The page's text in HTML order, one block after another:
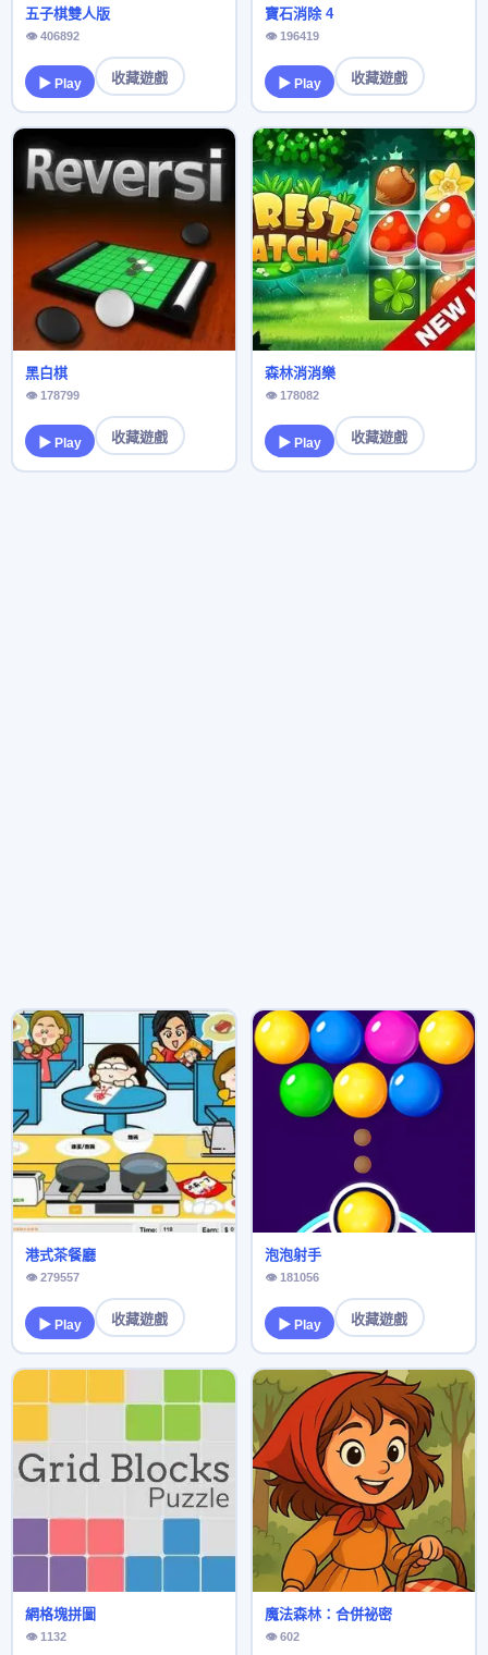
五子棋雙人版
👁 406892
▶ Play 收藏遊戲
寶石消除 4
👁 196419
▶ Play 收藏遊戲
黑白棋
👁 178799
▶ Play 收藏遊戲
森林消消樂
👁 178082
▶ Play 收藏遊戲
港式茶餐廳
👁 279557
▶ Play 收藏遊戲
泡泡射手
👁 181056
▶ Play 收藏遊戲
網格塊拼圖
👁 1132
魔法森林：合併祕密
👁 602